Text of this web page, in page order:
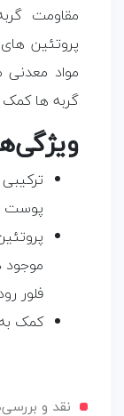
مقاومت
پروتئین
مواد
گربه ها کمک
پوست
فلور
کمک
نقد و